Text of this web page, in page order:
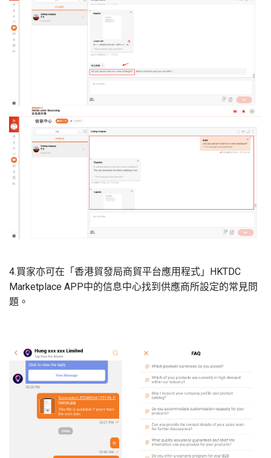
4.買家亦可在「香港貿發局商貿平台應用程式」HKTDC
Marketplace APP中的信息中心找到供應商所設定的常見問
題。